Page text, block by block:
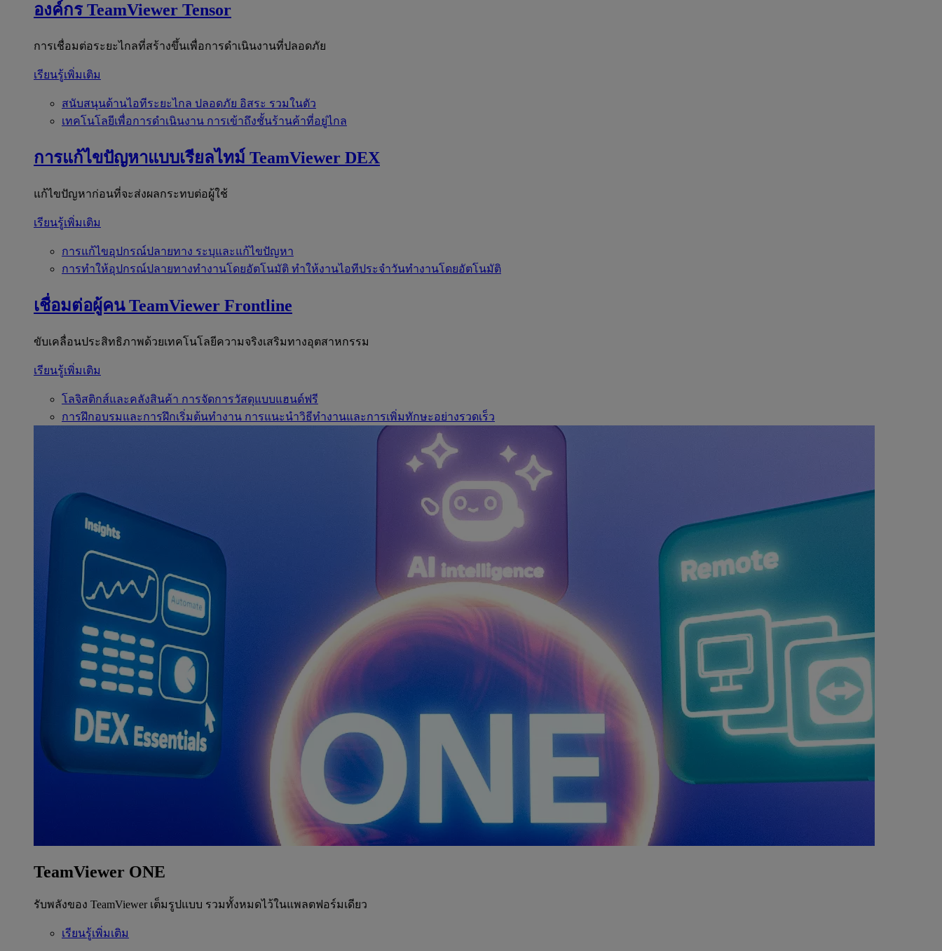
องค์กร TeamViewer Tensor
การเชื่อมต่อระยะไกลที่สร้างขึ้นเพื่อการดำเนินงานที่ปลอดภัย
เรียนรู้เพิ่มเติม
สนับสนุนด้านไอทีระยะไกล ปลอดภัย อิสระ รวมในตัว
เทคโนโลยีเพื่อการดำเนินงาน การเข้าถึงชั้นร้านค้าที่อยู่ไกล
การแก้ไขปัญหาแบบเรียลไทม์ TeamViewer DEX
แก้ไขปัญหาก่อนที่จะส่งผลกระทบต่อผู้ใช้
เรียนรู้เพิ่มเติม
การแก้ไขอุปกรณ์ปลายทาง ระบุและแก้ไขปัญหา
การทำให้อุปกรณ์ปลายทางทำงานโดยอัตโนมัติ ทำให้งานไอทีประจำวันทำงานโดยอัตโนมัติ
เชื่อมต่อผู้คน TeamViewer Frontline
ขับเคลื่อนประสิทธิภาพด้วยเทคโนโลยีความจริงเสริมทางอุตสาหกรรม
เรียนรู้เพิ่มเติม
โลจิสติกส์และคลังสินค้า การจัดการวัสดุแบบแฮนด์ฟรี
การฝึกอบรมและการฝึกเริ่มต้นทำงาน การแนะนำวิธีทำงานและการเพิ่มทักษะอย่างรวดเร็ว
TeamViewer ONE
รับพลังของ TeamViewer เต็มรูปแบบ รวมทั้งหมดไว้ในแพลตฟอร์มเดียว
เรียนรู้เพิ่มเติม